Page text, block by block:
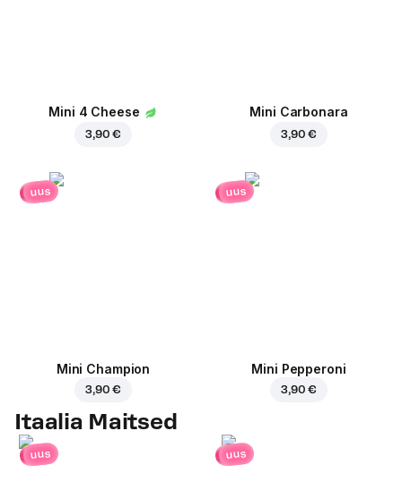
Mini 4 Cheese
3,90 €
Mini Carbonara
3,90 €
uus
Mini Champion
3,90 €
uus
Mini Pepperoni
3,90 €
Itaalia Maitsed
uus uus